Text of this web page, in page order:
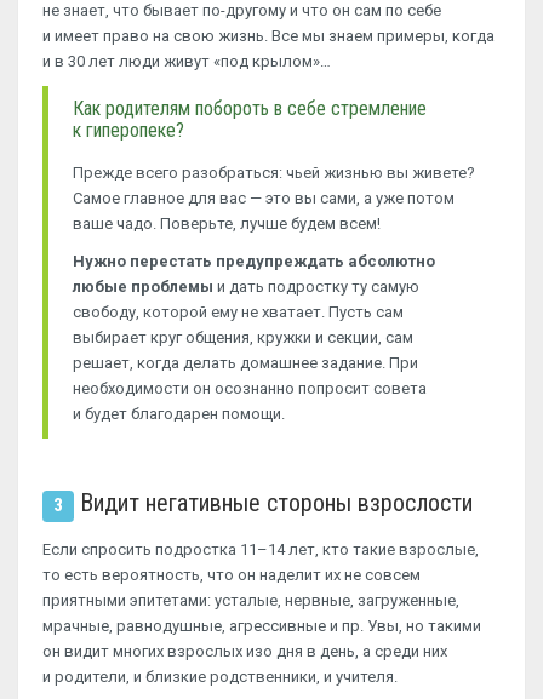
не знает, что бывает по-другому и что он сам по себе
и имеет право на свою жизнь. Все мы знаем примеры, когда
и в 30 лет люди живут «под крылом»…
Как родителям побороть в себе стремление
к гиперопеке?
Прежде всего разобраться: чьей жизнью вы живете?
Самое главное для вас — это вы сами, а уже потом
ваше чадо. Поверьте, лучше будем всем!
Нужно перестать предупреждать абсолютно
любые проблемы и дать подростку ту самую
свободу, которой ему не хватает. Пусть сам
выбирает круг общения, кружки и секции, сам
решает, когда делать домашнее задание. При
необходимости он осознанно попросит совета
и будет благодарен помощи.
3 Видит негативные стороны взрослости
Если спросить подростка 11–14 лет, кто такие взрослые,
то есть вероятность, что он наделит их не совсем
приятными эпитетами: усталые, нервные, загруженные,
мрачные, равнодушные, агрессивные и пр. Увы, но такими
он видит многих взрослых изо дня в день, а среди них
и родители, и близкие родственники, и учителя.